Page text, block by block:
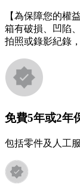
【為保障您的權
箱有破損、凹陷
拍照或錄影紀錄
免費5年或2年
包括零件及人工